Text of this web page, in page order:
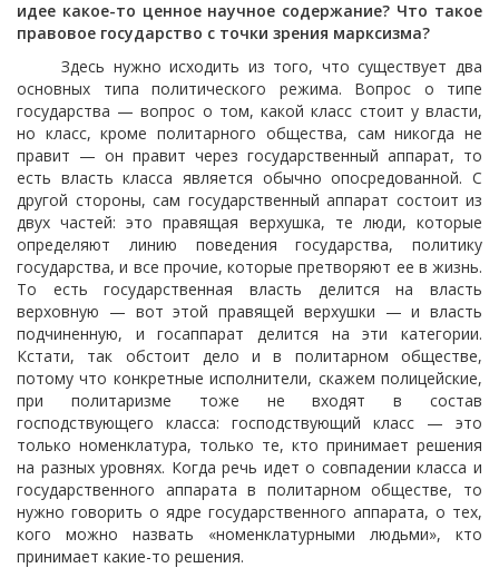
идее какое-то ценное научное содержание? Что такое
правовое государство с точки зрения марксизма?
Здесь нужно исходить из того, что существует два
основных типа политического режима. Вопрос о типе
государства — вопрос о том, какой класс стоит у власти,
но класс, кроме политарного общества, сам никогда не
правит — он правит через государственный аппарат, то
есть власть класса является обычно опосредованной. С
другой стороны, сам государственный аппарат состоит из
двух частей: это правящая верхушка, те люди, которые
определяют линию поведения государства, политику
государства, и все прочие, которые претворяют ее в жизнь.
То есть государственная власть делится на власть
верховную — вот этой правящей верхушки — и власть
подчиненную, и госаппарат делится на эти категории.
Кстати, так обстоит дело и в политарном обществе,
потому что конкретные исполнители, скажем полицейские,
при политаризме тоже не входят в состав
господствующего класса: господствующий класс — это
только номенклатура, только те, кто принимает решения
на разных уровнях. Когда речь идет о совпадении класса и
государственного аппарата в политарном обществе, то
нужно говорить о ядре государственного аппарата, о тех,
кого можно назвать «номенклатурными людьми», кто
принимает какие-то решения.